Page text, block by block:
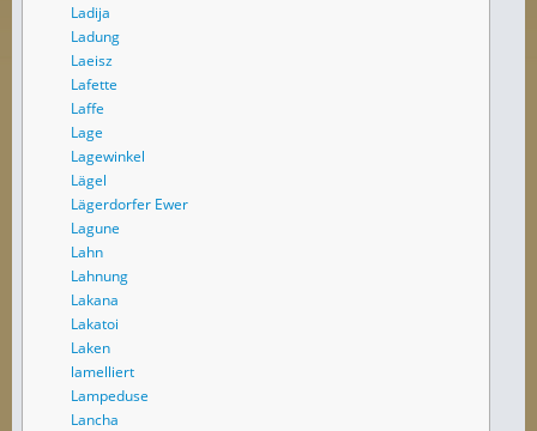
Ladija
Ladung
Laeisz
Lafette
Laffe
Lage
Lagewinkel
Lägel
Lägerdorfer Ewer
Lagune
Lahn
Lahnung
Lakana
Lakatoi
Laken
lamelliert
Lampeduse
Lancha